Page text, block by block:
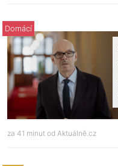
Domácí
za 41 minut od Aktuálně.cz